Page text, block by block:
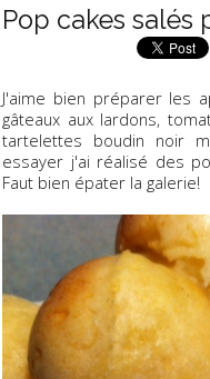
Pop cakes salés
J'aime bien préparer les
gâteaux aux lardons,
tartelettes boudin noir
essayer j'ai réalisé des
Faut bien épater la galerie!